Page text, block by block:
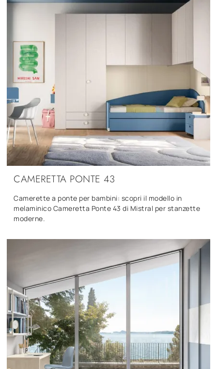
CAMERETTA PONTE 43
Camerette a ponte per bambini: scopri il modello in
melaminico Cameretta Ponte 43 di Mistral per stanzette
moderne.